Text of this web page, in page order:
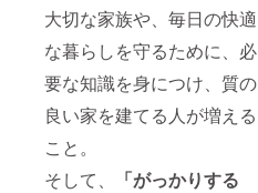
大切な家族や、毎日の快適
な暮らしを守るために、必
要な知識を身につけ、質の
良い家を建てる人が増える
こと。
そして、
「がっかりする